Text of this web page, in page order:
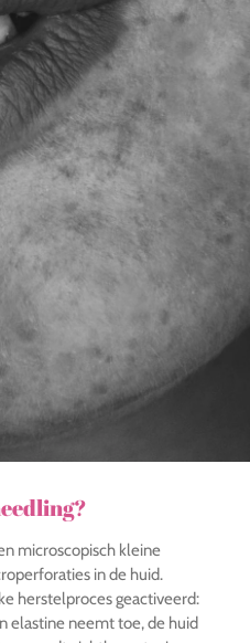
microscopisch kleine
in de huid.
herstelproces geactiveerd:
elastine neemt toe, de huid